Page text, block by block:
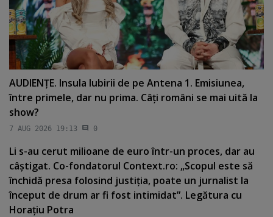
AUDIENŢE. Insula Iubirii de pe Antena 1. Emisiunea,
între primele, dar nu prima. Câţi români se mai uită la
show?
7 AUG 2026 19:13 0
Li s-au cerut milioane de euro într-un proces, dar au
câştigat. Co-fondatorul Context.ro: „Scopul este să
închidă presa folosind justiţia, poate un jurnalist la
început de drum ar fi fost intimidat”. Legătura cu
Horaţiu Potra